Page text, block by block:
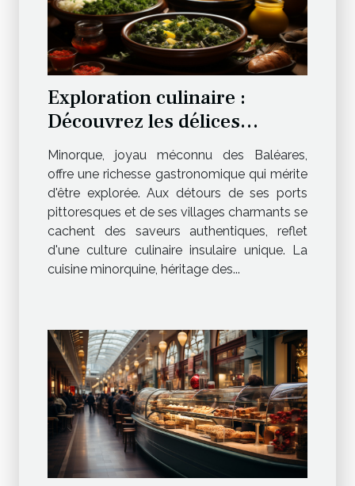
Exploration culinaire :
Découvrez les délices
gastronomiques de
Minorque
Minorque, joyau méconnu des Baléares,
offre une richesse gastronomique qui mérite
d'être explorée. Aux détours de ses ports
pittoresques et de ses villages charmants se
cachent des saveurs authentiques, reflet
d'une culture culinaire insulaire unique. La
cuisine minorquine, héritage des...